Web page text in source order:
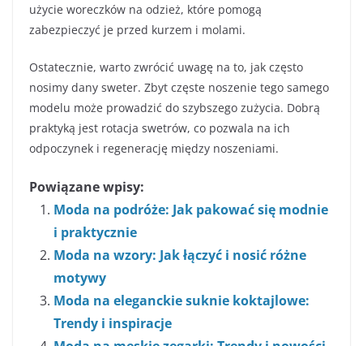
użycie woreczków na odzież, które pomogą
zabezpieczyć je przed kurzem i molami.
Ostatecznie, warto zwrócić uwagę na to, jak często
nosimy dany sweter. Zbyt częste noszenie tego samego
modelu może prowadzić do szybszego zużycia. Dobrą
praktyką jest rotacja swetrów, co pozwala na ich
odpoczynek i regenerację między noszeniami.
Powiązane wpisy:
Moda na podróże: Jak pakować się modnie
i praktycznie
Moda na wzory: Jak łączyć i nosić różne
motywy
Moda na eleganckie suknie koktajlowe:
Trendy i inspiracje